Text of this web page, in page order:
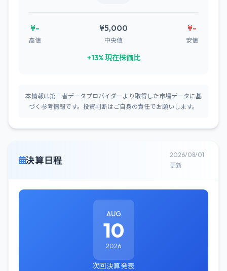
¥-
高値
¥5,000
中央値
¥-
安値
+13% 現在株価比
本情報は第三者データプロバイダーより取得した市場データに基
づく参考情報です。投資判断はご自身の責任でお願いします。
決算日程
2026/08/01
更新
AUG
10
2026
次回決算発表